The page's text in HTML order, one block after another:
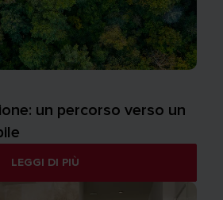
un percorso verso un
LEGGI DI PIÙ